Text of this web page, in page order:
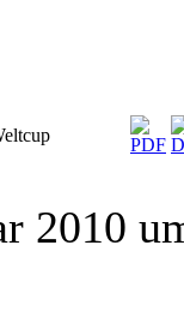
2010